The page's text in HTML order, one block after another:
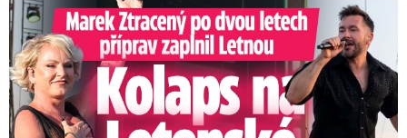
Marek Ztracený na Letné: Pártlová stopla koncert